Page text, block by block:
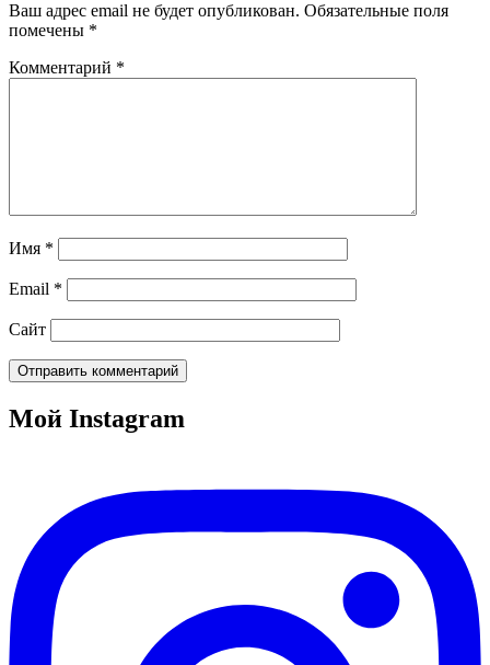
Ваш адрес email не будет опубликован. Обязательные поля
помечены *
Комментарий *
Имя *
Email *
Сайт
Мой Instagram